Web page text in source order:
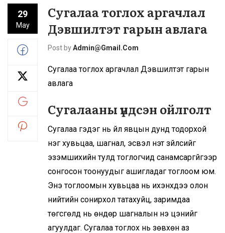
29
May
Сугалаа тоглох аргачлал
Дэвшилтэт гарын авлага
Post byAdmin@gmail.com
Сугалаа тоглох аргачлал Дэвшилтэт гарын
авлага
Сугалааны үндсэн ойлголт
Сугалаа гэдэг нь үйл явцын дунд тодорхой
нэг хувьцаа, шагнал, эсвэл үнэт зүйлсийг
эзэмшихийн тулд тоглогчид санамсаргүйгээр
сонгосон тоонуудыг ашигладаг тоглоом юм.
Энэ тоглоомын хувьцаа нь ихэнхдээ олон
нийтийн сонирхол татахуйц, заримдаа
төгсгөлд нь өндөр шагналын үнэ цэнийг
агуулдаг. Сугалаа тоглох нь зөвхөн аз